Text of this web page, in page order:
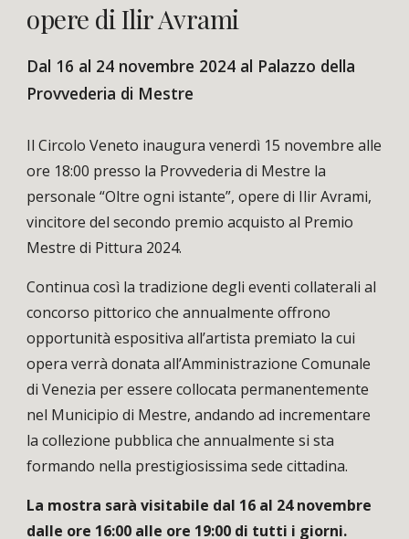
opere di Ilir Avrami
Dal 16 al 24 novembre 2024 al Palazzo della
Provvederia di Mestre
Il Circolo Veneto inaugura venerdì 15 novembre alle
ore 18:00 presso la Provvederia di Mestre la
personale “Oltre ogni istante”, opere di Ilir Avrami,
vincitore del secondo premio acquisto al Premio
Mestre di Pittura 2024.
Continua così la tradizione degli eventi collaterali al
concorso pittorico che annualmente offrono
opportunità espositiva all’artista premiato la cui
opera verrà donata all’Amministrazione Comunale
di Venezia per essere collocata permanentemente
nel Municipio di Mestre, andando ad incrementare
la collezione pubblica che annualmente si sta
formando nella prestigiosissima sede cittadina.
La mostra sarà visitabile dal 16 al 24 novembre
dalle ore 16:00 alle ore 19:00 di tutti i giorni.